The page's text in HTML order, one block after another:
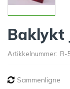
Baklykt
Artikkelnummer: R-
Sammenligne